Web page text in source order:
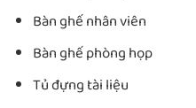
Bàn ghế nhân viên
Bàn ghế phòng họp
Tủ đựng tài liệu